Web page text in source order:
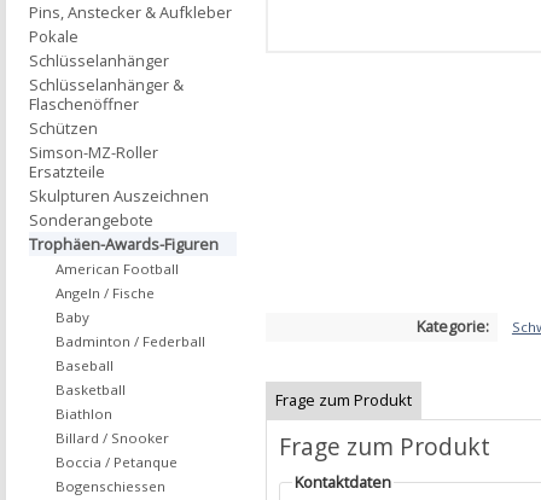
Kategorie:
Frage zum Produkt
Frage zum Produkt
Kontaktdaten
Pins, Anstecker & Aufkleber
Pokale
Schlüsselanhänger
Schlüsselanhänger &
Flaschenöffner
Schützen
Simson-MZ-Roller
Ersatzteile
Skulpturen Auszeichnen
Sonderangebote
Trophäen-Awards-Figuren
American Football
Angeln / Fische
Baby
Badminton / Federball
Baseball
Basketball
Biathlon
Billard / Snooker
Boccia / Petanque
Bogenschiessen